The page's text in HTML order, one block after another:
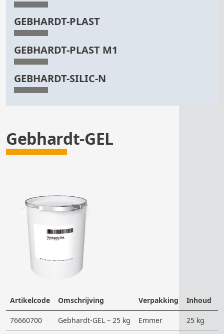
GEBHARDT-PLAST
GEBHARDT-PLAST M1
GEBHARDT-SILIC-N
Gebhardt-GEL
Artikelcode Omschrijving Verpakking Inhoud
76660700 Gebhardt-GEL – 25 kg Emmer 25 kg